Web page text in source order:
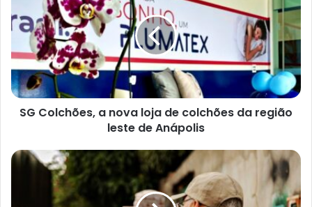
d
e
r
ç
o
d
e
e
SG Colchões, a nova loja de colchões da região
leste de Anápolis